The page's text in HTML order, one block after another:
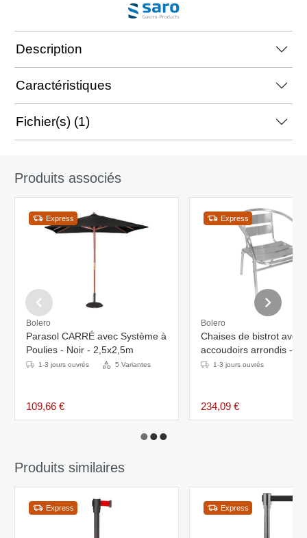
Description
Caractéristiques
Fichier(s) (1)
Produits associés
Express
Bolero
Parasol CARRÉ avec Système à
Poulies - Noir - 2,5x2,5m
1-3 jours ouvrés 5 Variantes
109,66 €
Express
Bolero
Chaises de bistrot avec
accoudoirs arrondis - 4
Hauteur d'assise : 45
1-3 jours ouvrés
234,09 €
Produits similaires
Express Express